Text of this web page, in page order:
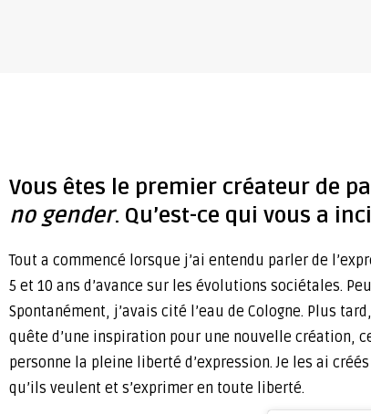
Vous êtes le premier créateur de
no gender. Qu’est-ce qui vous a
Tout a commencé lorsque j’ai entendu parler de
5 et 10 ans d’avance sur les évolutions sociétales.
Spontanément, j’avais cité l’eau de Cologne. Plus
quête d’une inspiration pour une nouvelle création,
personne la pleine liberté d’expression. Je les ai
qu’ils veulent et s’exprimer en toute liberté.